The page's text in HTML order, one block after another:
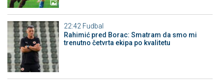
22:42 Fudbal
Rahimić pred Borac: Smatram da smo mi
trenutno četvrta ekipa po kvalitetu